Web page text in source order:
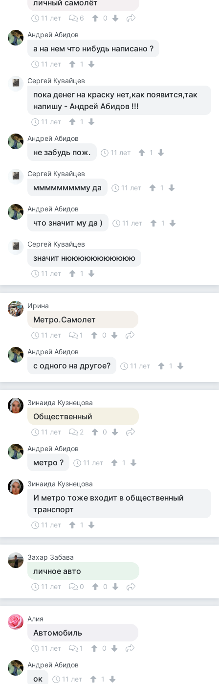
личный самолёт
11 лет 6
0
Андрей Абидов
а на нем что нибудь написано ?
11 лет
1
Сергей Кувайцев
пока денег на краску нет,как появится,так
напишу - Андрей Абидов !!!
11 лет
1
Андрей Абидов
не забудь пож. 11 лет 1
Сергей Кувайцев
ммммммммму да 11 лет 1
Андрей Абидов
что значит му да ) 11 лет 1
Сергей Кувайцев
значит нююююююююююю
11 лет 1
Ирина
Метро.Самолет
11 лет 1
0
Андрей Абидов
с одного на другое? 11 лет 1
Зинаида Кузнецова
Общественный
11 лет 2
0
Андрей Абидов
метро ? 11 лет 1
Зинаида Кузнецова
И метро тоже входит в общественный
транспорт
11 лет 1
Захар Забава
личное авто
11 лет 0 0
Алия
Автомобиль
11 лет 1
0
Андрей Абидов
ок 11 лет 1